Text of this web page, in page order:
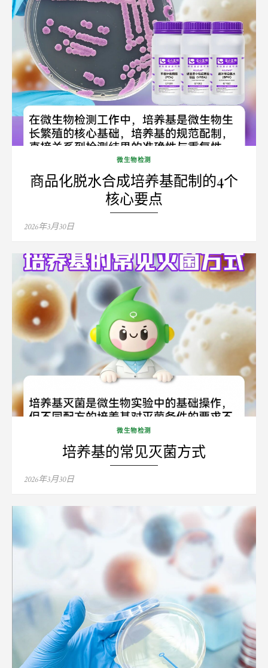
微生物检测
商品化脱水合成培养基配制的4个
核心要点
Posted
2026年3月30日
微生物检测
培养基的常见灭菌方式
Posted
2026年3月30日